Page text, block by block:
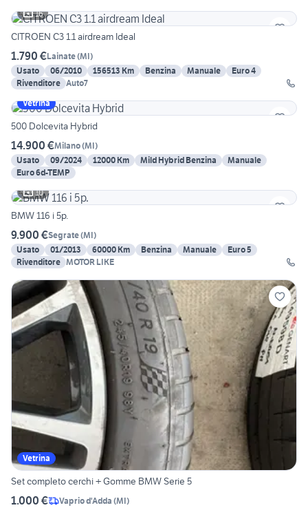
16
CITROEN C3 1.1 airdream Ideal
1.790 €Lainate(MI)
Usato
06/2010 156513 Km Benzina Manuale
Euro 4
Rivenditore Auto7
Vetrina
500 Dolcevita Hybrid
14.900 €Milano(MI)
Usato
09/2024 12000 Km Mild Hybrid Benzina
Manuale
Euro 6d-TEMP
10
BMW 116 i 5p.
9.900 €Segrate(MI)
Usato
01/2013 60000 Km Benzina Manuale
Euro 5
Rivenditore MOTOR LIKE
Vetrina
Set completo cerchi + Gomme BMW Serie 5
1.000 € Vaprio d'Adda (MI)